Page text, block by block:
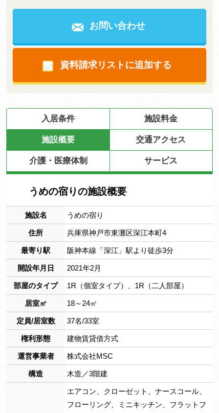
お問い合わせ
資料請求リストに追加する
入居条件 施設料金
施設概要 交通アクセス
介護・医療体制 サービス
うめの宿りの施設概要
施設名 うめの宿り
住所 兵庫県神戸市東灘区深江本町4
最寄り駅 阪神本線「深江」駅より徒歩3分
開設年月日 2021年2月
部屋のタイプ 1R（個室タイプ）、1R（二人部屋）
居室㎡ 18～24㎡
定員/居室数 37名/33室
権利形態 建物賃貸借方式
運営事業者 株式会社MSC
構造 木造／3階建
エアコン、クローゼット、ナースコール、
フローリング、ミニキッチン、フラットフ